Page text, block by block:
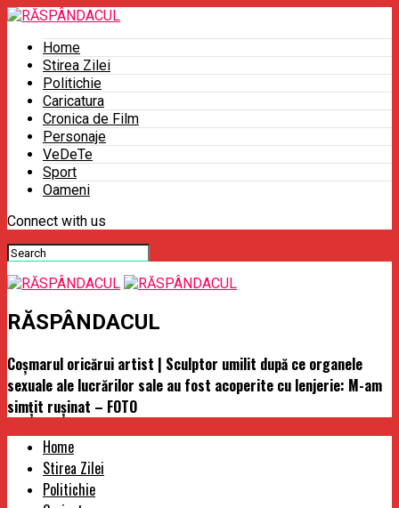
Home
Stirea Zilei
Politichie
Caricatura
Cronica de Film
Personaje
VeDeTe
Sport
Oameni
Connect with us
RĂSPÂNDACUL
Coşmarul oricărui artist | Sculptor umilit după ce organele
sexuale ale lucrărilor sale au fost acoperite cu lenjerie: M-am
simţit ruşinat – FOTO
Home
Stirea Zilei
Politichie